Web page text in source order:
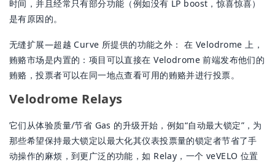
时间，并且经常只有部分功能（例如没有 LP boost，惊喜惊喜）
是有原因的。
无缝扩展—超越 Curve 所提供的功能之外： 在 Velodrome 上，
贿赂市场是内置的：项目可以直接在 Velodrome 前端发布他们的
贿赂，投票者可以在同一地点查看可用的贿赂并进行投票。
Velodrome Relays
它们从体验质量/节省 Gas 的升级开始，例如“自动最大锁定”，为
那些希望保持最大锁定以最大化其仪表投票量的锁定者节省了手
动操作的麻烦，到更广泛的功能，如 Relay，一个 veVELO 位置